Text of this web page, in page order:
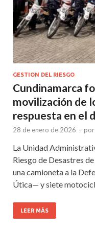
GESTION DEL RIESGO
Cundinamarca
movilización de
respuesta en el
28 de enero de 2026 - por
La Unidad
Riesgo de Desastres
una camioneta a la
Útica— y siete
LEER MÁS